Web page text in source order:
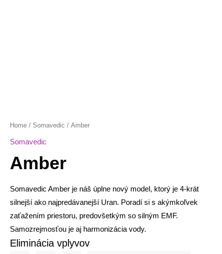
Home / Somavedic / Amber
Somavedic
Amber
Somavedic Amber je náš úplne nový model, ktorý je 4-krát
silnejší ako najpredávanejší Uran. Poradí si s akýmkoľvek
zaťažením priestoru, predovšetkým so silným EMF.
Samozrejmosťou je aj harmonizácia vody.
Eliminácia vplyvov